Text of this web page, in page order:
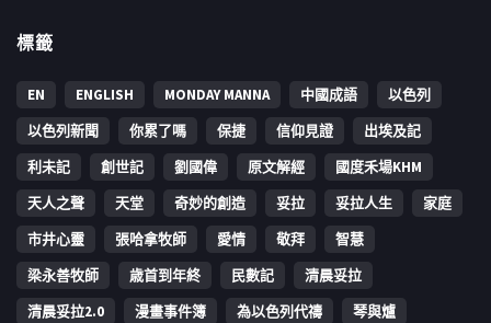
標籤
EN ENGLISH MONDAY MANNA 中國成語
以色列
以色列新聞
你累了嗎 保捷 信仰見證
出埃及記
利未記
創世記 劉國偉 原文解經
國度禾場KHM
天人之聲
天堂 奇妙的創造 妥拉 妥拉人生
家庭
市井心靈
張哈拿牧師 愛情 敬拜
智慧
梁永善牧師
歳首到年終 民數記
清晨妥拉
清晨妥拉2.0
漫畫事件簿 為以色列代禱
琴與爐